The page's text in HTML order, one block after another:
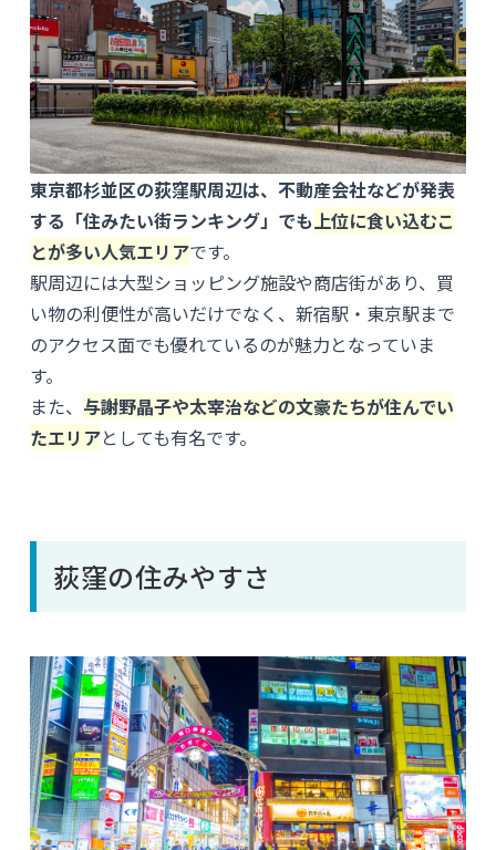
東京都杉並区の荻窪駅周辺は、不動産会社などが発表
する「住みたい街ランキング」でも上位に食い込むこ
とが多い人気エリアです。
駅周辺には大型ショッピング施設や商店街があり、買
い物の利便性が高いだけでなく、新宿駅・東京駅まで
のアクセス面でも優れているのが魅力となっていま
す。
また、 与謝野晶子や太宰治などの文豪たちが住んでい
たエリアとしても有名です。
荻窪の住みやすさ